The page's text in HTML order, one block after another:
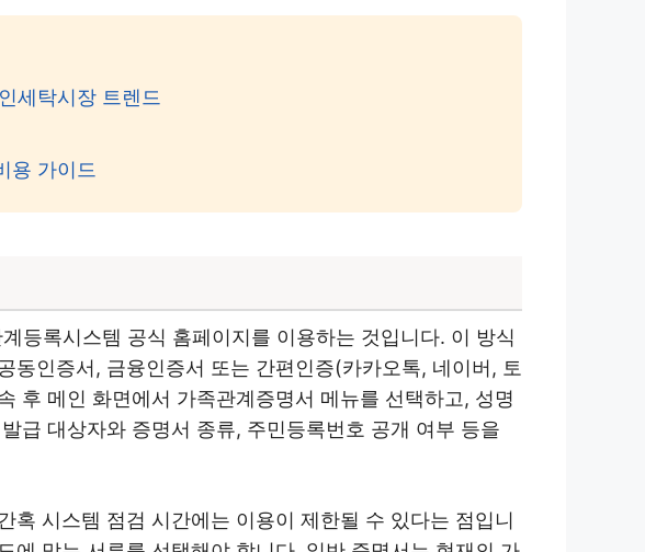
세탁시장 트렌드
용 가이드
등록시스템 공식 홈페이지를 이용하는 것입니다. 이 방식
인증서, 금융인증서 또는 간편인증(카카오톡, 네이버, 토
후 메인 화면에서 가족관계증명서 메뉴를 선택하고, 성명
급 대상자와 증명서 종류, 주민등록번호 공개 여부 등을
시스템 점검 시간에는 이용이 제한될 수 있다는 점입니